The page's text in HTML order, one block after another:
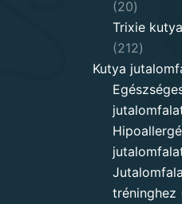
2020
Trixie
212212
Kutya
tréninghez